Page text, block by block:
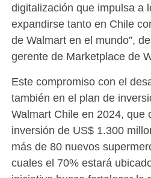
digitalización que impulsa a
expandirse tanto en Chile
de Walmart en el mundo”,
gerente de Marketplace de
Este compromiso con el
también en el plan de
Walmart Chile en 2024, que
inversión de US$ 1.300
más de 80 nuevos
cuales el 70% estará